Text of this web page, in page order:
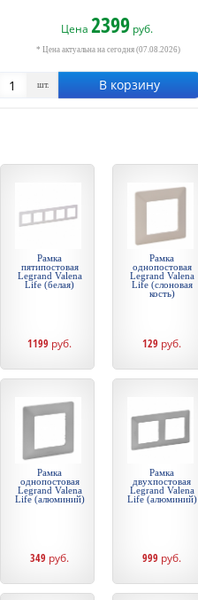
Цена 2399 руб.
* Цена актуальна на сегодня (07.08.2026)
шт. В корзину
Рамка
пятипостовая
Legrand Valena
Life (белая)
1199 руб.
Рамка
однопостовая
Legrand Valena
Life (слоновая
кость)
129 руб.
Рамка
однопостовая
Legrand Valena
Life (алюминий)
349 руб.
Рамка
двухпостовая
Legrand Valena
Life (алюминий)
999 руб.